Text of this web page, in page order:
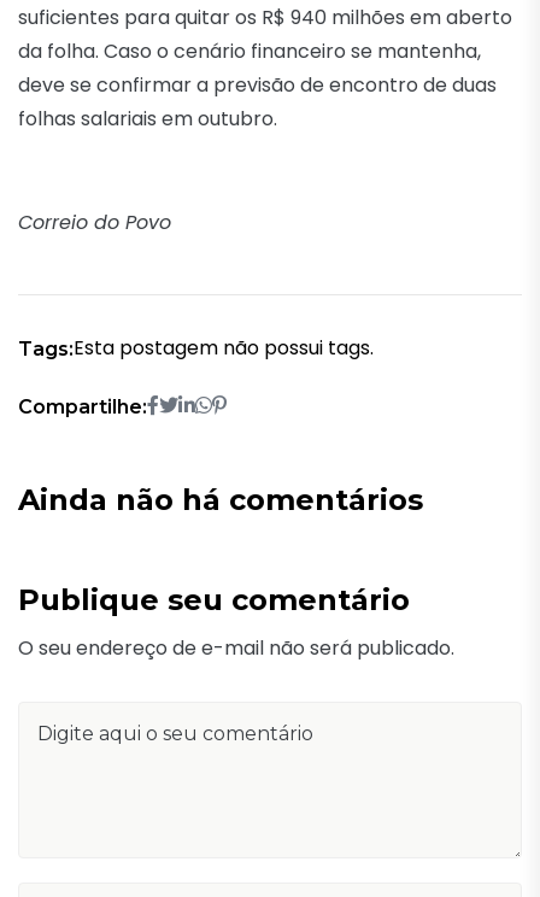
suficientes para quitar os R$ 940 milhões em aberto
da folha. Caso o cenário financeiro se mantenha,
deve se confirmar a previsão de encontro de duas
folhas salariais em outubro.
Correio do Povo
Tags:Esta postagem não possui tags.
Compartilhe:
Ainda não há comentários
Publique seu comentário
O seu endereço de e-mail não será publicado.